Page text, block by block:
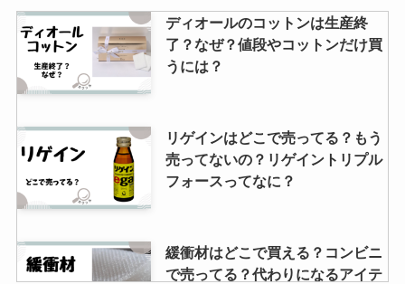
発泡スチロール球はセリアに売っ
てる？どこで買える？大きいサイ
ズはホームセンターで購入でき
ベロアリボンが売ってる場所は？
100均で買える？結婚式のヘアア
クセに！
イヌリンはどこで売ってる？マツ
キヨやウエルシアなどのドラッグ
ディオールのコットンは生産終
了？なぜ？値段やコットンだけ買
うには？
リゲインはどこで売ってる？もう
売ってないの？リゲイントリプル
フォースってなに？
緩衝材はどこで買える？コンビニ
で売ってる？代わりになるアイテ